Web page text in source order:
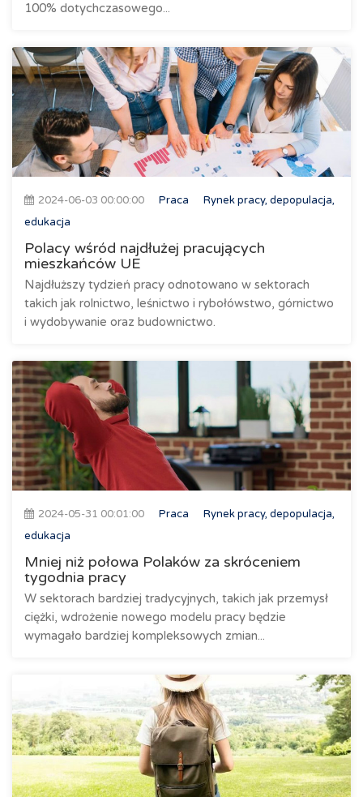
100% dotychczasowego...
2024-06-03 00:00:00 Praca
Rynek pracy, depopulacja,
edukacja
Polacy wśród najdłużej pracujących
mieszkańców UE
Najdłuższy tydzień pracy odnotowano w sektorach
takich jak rolnictwo, leśnictwo i rybołówstwo, górnictwo
i wydobywanie oraz budownictwo.
2024-05-31 00:01:00 Praca
Rynek pracy, depopulacja,
edukacja
Mniej niż połowa Polaków za skróceniem
tygodnia pracy
W sektorach bardziej tradycyjnych, takich jak przemysł
ciężki, wdrożenie nowego modelu pracy będzie
wymagało bardziej kompleksowych zmian...